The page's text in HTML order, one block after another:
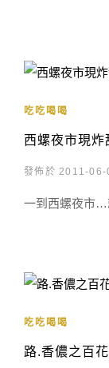
吃吃喝喝
西螺夜市現炸
發佈於 2011-06-
一到西螺夜市…
吃吃喝喝
路.香儂之百